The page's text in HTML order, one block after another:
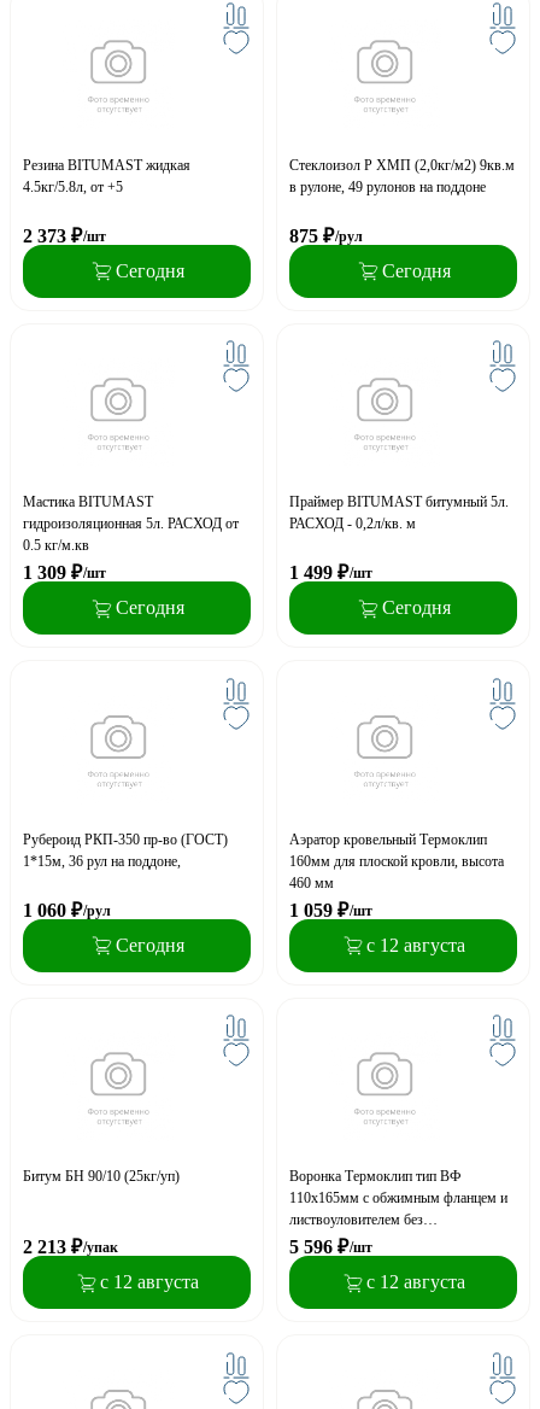
Резина BITUMAST жидкая
4.5кг/5.8л, от +5
2 373 ₽/шт
Сегодня
Стеклоизол Р ХМП (2,0кг/м2) 9кв.м
в рулоне, 49 рулонов на поддоне
875 ₽/рул
Сегодня
Мастика BITUMAST
гидроизоляционная 5л. РАСХОД от
0.5 кг/м.кв
1 309 ₽/шт
Сегодня
Праймер BITUMAST битумный 5л.
РАСХОД - 0,2л/кв. м
1 499 ₽/шт
Сегодня
Рубероид РКП-350 пр-во (ГОСТ)
1*15м, 36 рул на поддоне,
1 060 ₽/рул
Сегодня
Аэратор кровельный Термоклип
160мм для плоской кровли, высота
460 мм
1 059 ₽/шт
с 12 августа
Битум БН 90/10 (25кг/уп)
2 213 ₽/упак
с 12 августа
Воронка Термоклип тип ВФ
110х165мм с обжимным фланцем и
листвоуловителем без
нагревательного элемента
5 596 ₽/шт
с 12 августа